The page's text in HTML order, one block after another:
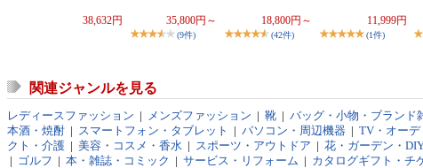
38,632円 35,800円～
(9件)
18,800円～
(42件)
11,999円
(1件)
関連ジャンルを見る
レディースファッション | メンズファッション | 靴 | バッグ・小物・ブランド
本酒・焼酎 | スマートフォン・タブレット | パソコン・周辺機器 | TV・オーデ
クト・介護 | 美容・コスメ・香水 | スポーツ・アウトドア | 花・ガーデン・
| ゴルフ | 本・雑誌・コミック | サービス・リフォーム | カタログギフト・チ